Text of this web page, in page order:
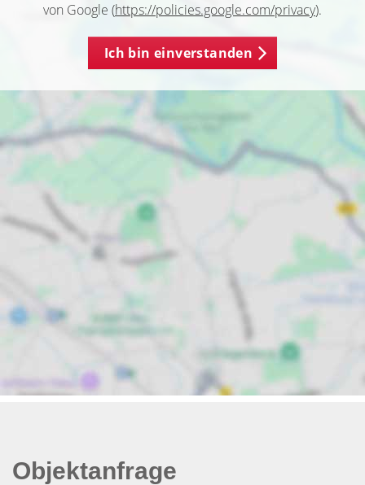
von Google (https://policies.google.com/privacy).
Ich bin einverstanden
Objektanfrage